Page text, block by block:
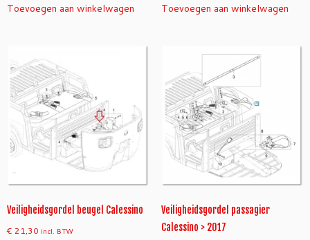
Toevoegen aan winkelwagen Toevoegen aan winkelwagen
Veiligheidsgordel beugel Calessino
€ 21,30 incl. BTW
Veiligheidsgordel passagier
Calessino > 2017